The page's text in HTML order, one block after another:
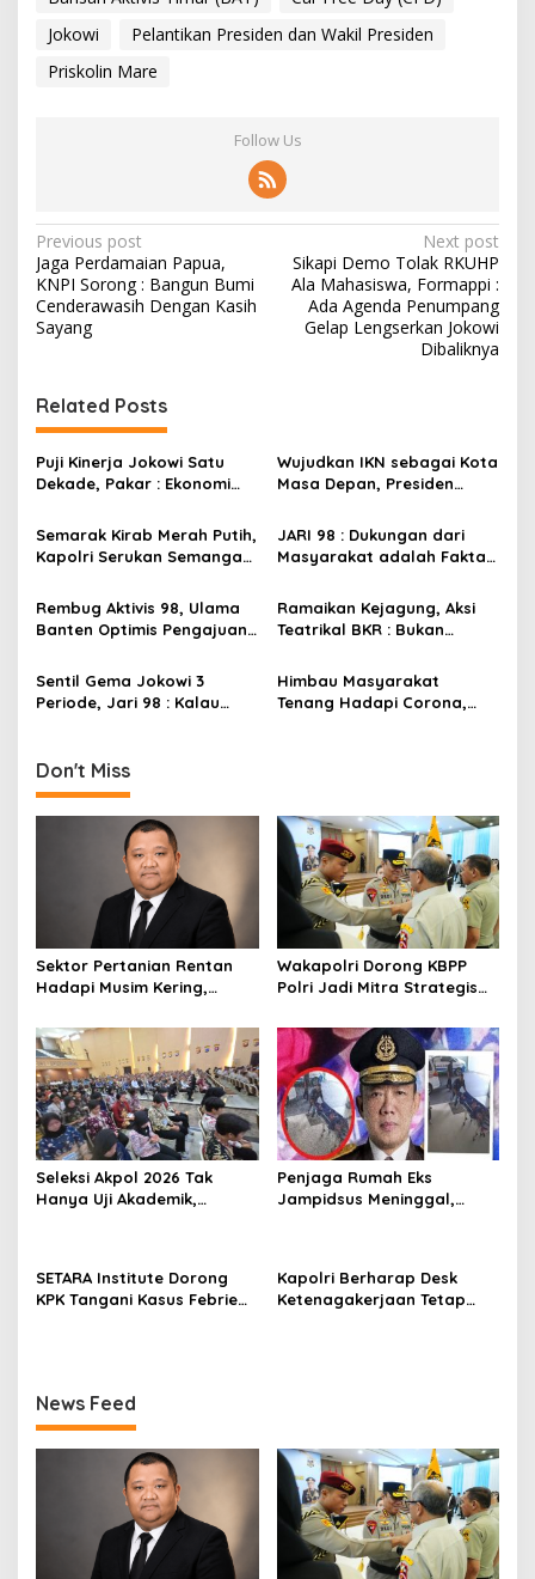
Jokowi
Pelantikan Presiden dan Wakil Presiden
Priskolin Mare
Follow Us
P
o
s
a
v
i
a
i
n
Previous post
Jaga Perdamaian Papua,
KNPI Sorong : Bangun Bumi
Cenderawasih Dengan Kasih
Sayang
Next post
Sikapi Demo Tolak RKUHP
Ala Mahasiswa, Formappi :
Ada Agenda Penumpang
Gelap Lengserkan Jokowi
Dibaliknya
Related Posts
Puji Kinerja Jokowi Satu
Dekade, Pakar : Ekonomi
Publik Puas
Wujudkan IKN sebagai Kota
Masa Depan, Presiden
Transformasi
Semarak Kirab Merah Putih,
Kapolri Serukan Semangat
Emas 2045
JARI 98 : Dukungan dari
Masyarakat adalah Fakta,
Rembug Aktivis 98, Ulama
Banten Optimis Pengajuan
Dikabulkan
Ramaikan Kejagung, Aksi
Teatrikal BKR : Bukan
Nggak Bikin Heboh Jagad
Nusantara!
Sentil Gema Jokowi 3
Periode, Jari 98 : Kalau
Himbau Masyarakat
Tenang Hadapi Corona,
Don't Miss
Sektor Pertanian Rentan
Hadapi Musim Kering,
Jadi Solusi
Wakapolri Dorong KBPP
Polri Jadi Mitra Strategis
Seleksi Akpol 2026 Tak
Hanya Uji Akademik,
Penjaga Rumah Eks
Jampidsus Meninggal,
SETARA Institute Dorong
KPK Tangani Kasus Febrie
Kapolri Berharap Desk
Ketenagakerjaan Tetap
News Feed